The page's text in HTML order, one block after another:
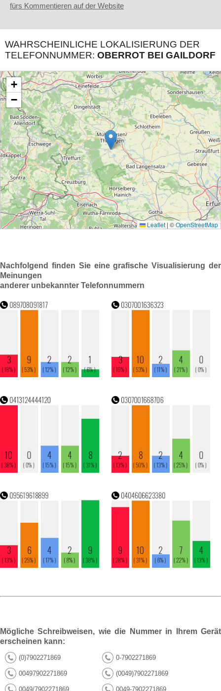
fürs Kommentieren auf der Website
WAHRSCHEINLICHE LOKALISIERUNG DER
TELEFONNUMMER: OBERROT BEI GAILDORF
Nachfolgend finden Sie eine grafische Visualisierung der
Meinungen
anderer unbekannter Telefonnummern
Mögliche Schreibweisen, wie die Nummer in Ihrem Gerät
erscheinen kann:
(0)7902271869 0-7902271869
00497902271869 (0049)7902271869
0049/7902271869 0049-7902271869